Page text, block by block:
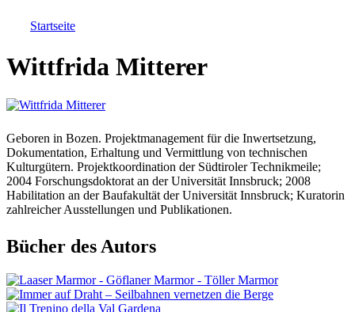
Startseite
Wittfrida Mitterer
Geboren in Bozen. Projektmanagement für die Inwertsetzung,
Dokumentation, Erhaltung und Vermittlung von technischen
Kulturgütern. Projektkoordination der Südtiroler Technikmeile;
2004 Forschungsdoktorat an der Universität Innsbruck; 2008
Habilitation an der Baufakultät der Universität Innsbruck; Kuratorin
zahlreicher Ausstellungen und Publikationen.
Bücher des Autors